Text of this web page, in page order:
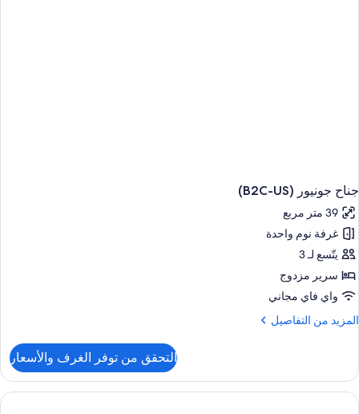
جناح جونيور (B2C-US)
39 متر مربع
غرفة نوم واحدة
يتّسع لـ 3
سرير مزدوج
واي فاي مجاني
المزيد من التفاصيل
المزيد
جناح
جونيور
التحقق من توفر الغرف والأسعار